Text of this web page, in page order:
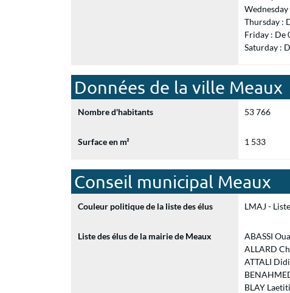
Thursday :
Friday : De
Saturday :
Données de la ville Meaux
Nombre d'habitants 53 766
Surface en m² 1 533
Conseil municipal Meaux
Couleur politique de la liste des élus LMAJ -
Liste des élus de la mairie de Meaux
ABASSI
ALLARD
ATTALI
BLAY